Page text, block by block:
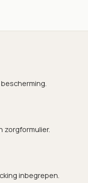
zorgformulier.
inbegrepen.